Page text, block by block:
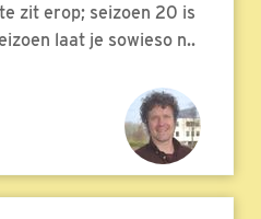
zit erop; seizoen 20 is
laat je sowieso n..